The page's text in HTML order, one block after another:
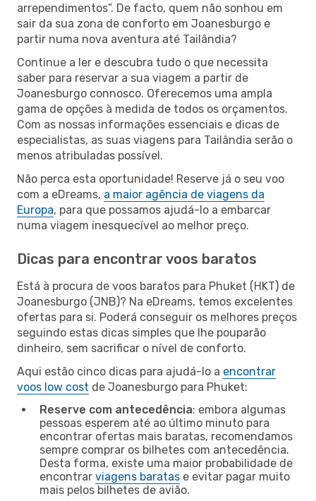
arrependimentos”. De facto, quem não sonhou em
sair da sua zona de conforto em Joanesburgo e
partir numa nova aventura até Tailândia?
Continue a ler e descubra tudo o que necessita
saber para reservar a sua viagem a partir de
Joanesburgo connosco. Oferecemos uma ampla
gama de opções à medida de todos os orçamentos.
Com as nossas informações essenciais e dicas de
especialistas, as suas viagens para Tailândia serão o
menos atribuladas possível.
Não perca esta oportunidade! Reserve já o seu voo
com a eDreams, a maior agência de viagens da
Europa, para que possamos ajudá-lo a embarcar
numa viagem inesquecível ao melhor preço.
Dicas para encontrar voos baratos
Está à procura de voos baratos para Phuket (HKT) de
Joanesburgo (JNB)? Na eDreams, temos excelentes
ofertas para si. Poderá conseguir os melhores preços
seguindo estas dicas simples que lhe pouparão
dinheiro, sem sacrificar o nível de conforto.
Aqui estão cinco dicas para ajudá-lo a encontrar
voos low cost de Joanesburgo para Phuket:
Reserve com antecedência: embora algumas
pessoas esperem até ao último minuto para
encontrar ofertas mais baratas, recomendamos
sempre comprar os bilhetes com antecedência.
Desta forma, existe uma maior probabilidade de
encontrar viagens baratas e evitar pagar muito
mais pelos bilhetes de avião.